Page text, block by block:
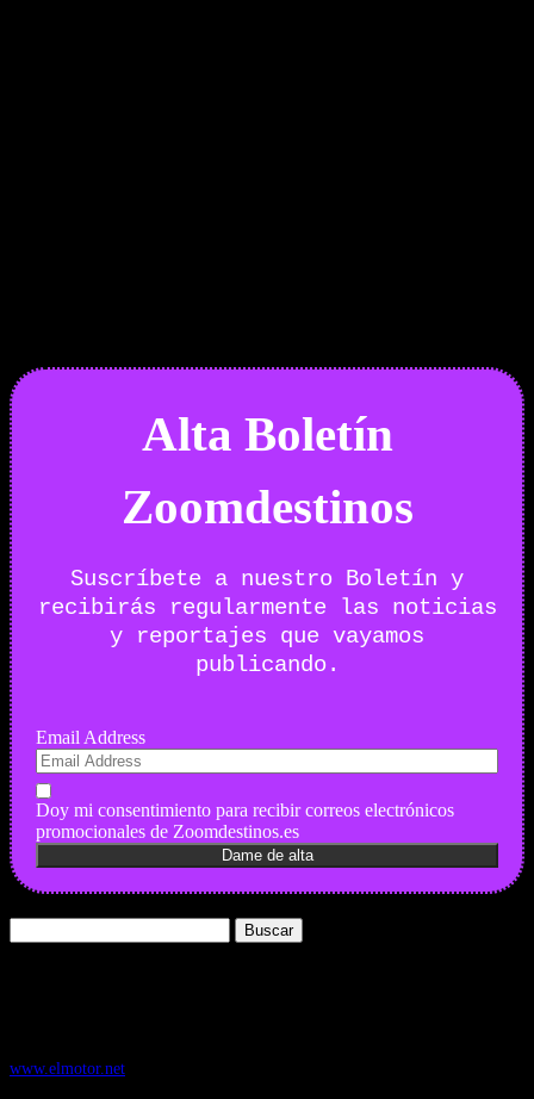
Alta Boletín
Zoomdestinos
Suscríbete a nuestro Boletín y
recibirás regularmente las noticias
y reportajes que vayamos
publicando.
Email Address
Doy mi consentimiento para recibir correos electrónicos
promocionales de Zoomdestinos.es
www.elmotor.net